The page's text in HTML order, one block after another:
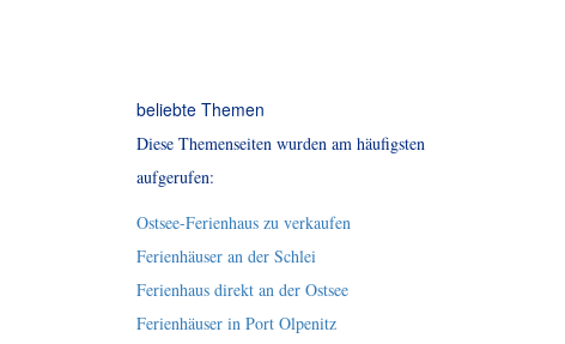
beliebte Themen
Diese Themenseiten wurden am häufigsten
aufgerufen:
Ostsee-Ferienhaus zu verkaufen
Ferienhäuser an der Schlei
Ferienhaus direkt an der Ostsee
Ferienhäuser in Port Olpenitz